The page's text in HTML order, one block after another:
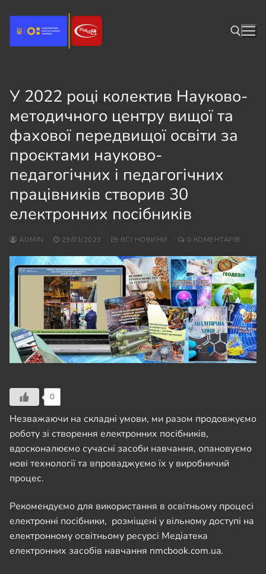
вмісту
У 2022 році колектив Науково-
методичного центру вищої та
фахової передвищої освіти за
проєктами науково-
педагогічних і педагогічних
працівників створив 30
електронних посібників
ADMIN 29/01/2023 ВСІ НОВИНИ 0 КОМЕНТАРІВ
0
Незважаючи на складні умови, ми разом продовжуємо
роботу зі створення електронних посібників,
вдосконалюємо сучасні засоби навчання, опановуємо
нові технології та впроваджуємо їх у виробничий
процес.
Рекомендуємо для використання в освітньому процесі
електронні посібники, розміщені у вільному доступі на
електронному освітньому ресурсі Медіатека
електронних засобів навчання nmcbook.com.ua.